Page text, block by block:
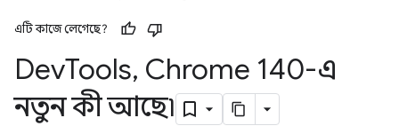
এটি কাজে লেগেছে?
DevTools, Chrome 140-এ
নতুন কী আছে৷